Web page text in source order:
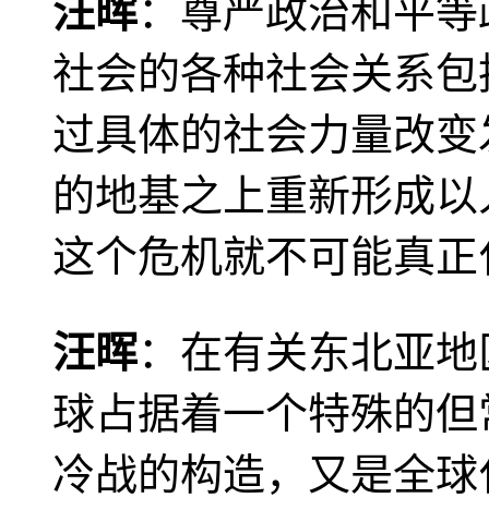
汪晖：尊严政治和平
社会的各种社会关系
过具体的社会力量改
的地基之上重新形成
这个危机就不可能真
汪晖：在有关东北亚
球占据着一个特殊的
冷战的构造，又是全